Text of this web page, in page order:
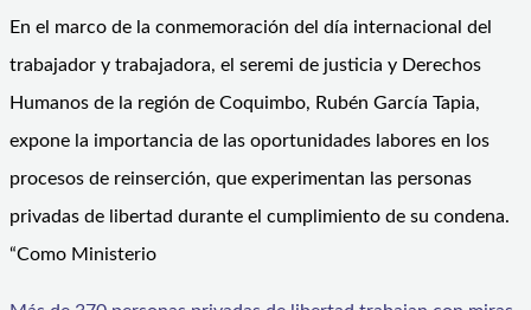
En el marco de la conmemoración del día internacional del
trabajador y trabajadora, el seremi de justicia y Derechos
Humanos de la región de Coquimbo, Rubén García Tapia,
expone la importancia de las oportunidades labores en los
procesos de reinserción, que experimentan las personas
privadas de libertad durante el cumplimiento de su condena.
“Como Ministerio